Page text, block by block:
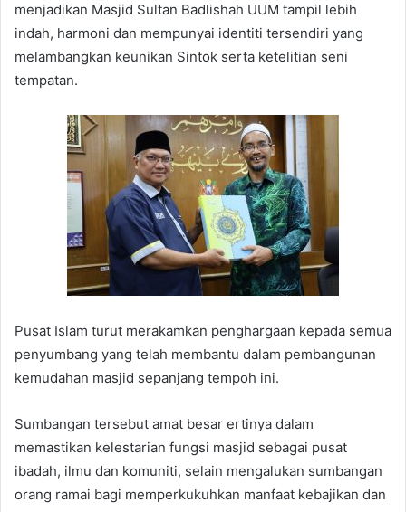
menjadikan Masjid Sultan Badlishah UUM tampil lebih
indah, harmoni dan mempunyai identiti tersendiri yang
melambangkan keunikan Sintok serta ketelitian seni
tempatan.
Pusat Islam turut merakamkan penghargaan kepada semua
penyumbang yang telah membantu dalam pembangunan
kemudahan masjid sepanjang tempoh ini.
Sumbangan tersebut amat besar ertinya dalam
memastikan kelestarian fungsi masjid sebagai pusat
ibadah, ilmu dan komuniti, selain mengalukan sumbangan
orang ramai bagi memperkukuhkan manfaat kebajikan dan